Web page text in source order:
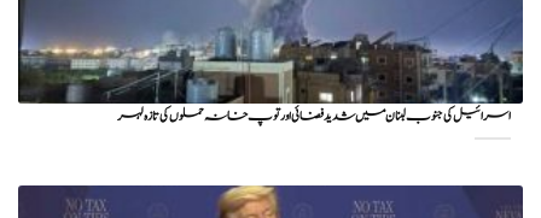
اسرائیل کی جنوب لبنان میں شدید فضائی اور توپ خانہ حملوں کی تازہ لہر